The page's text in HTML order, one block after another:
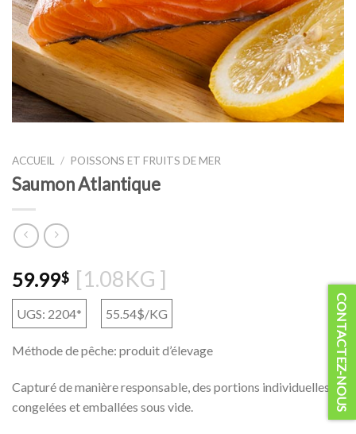
ACCUEIL / POISSONS ET FRUITS DE MER
Saumon Atlantique
59.99$ [1.08KG ]
UGS: 2204* 55.54$/KG
Méthode de pêche: produit d’élevage
Capturé de manière responsable, des portions individuelles
congelées et emballées sous vide.
CONTACTEZ-NOUS